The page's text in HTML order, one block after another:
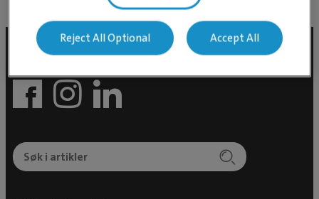
Reject All Optional Accept All